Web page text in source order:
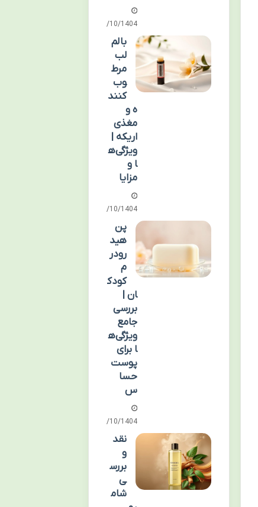
02/10/1404
بالم
لب
مرط
وب
کنند
ه و
مغذی
اریکه |
ویژگی‌ه
ا و
مزایا
02/10/1404
پن
هید
رودر
م
کودک
ان |
بررسی
جامع
ویژگی‌ه
ا برای
پوست
حسا
س
01/10/1404
نقد
و
بررس
ی
شام